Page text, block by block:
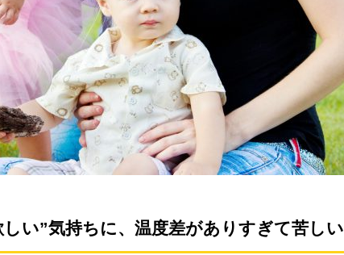
い”気持ちに、温度差がありすぎて苦しい